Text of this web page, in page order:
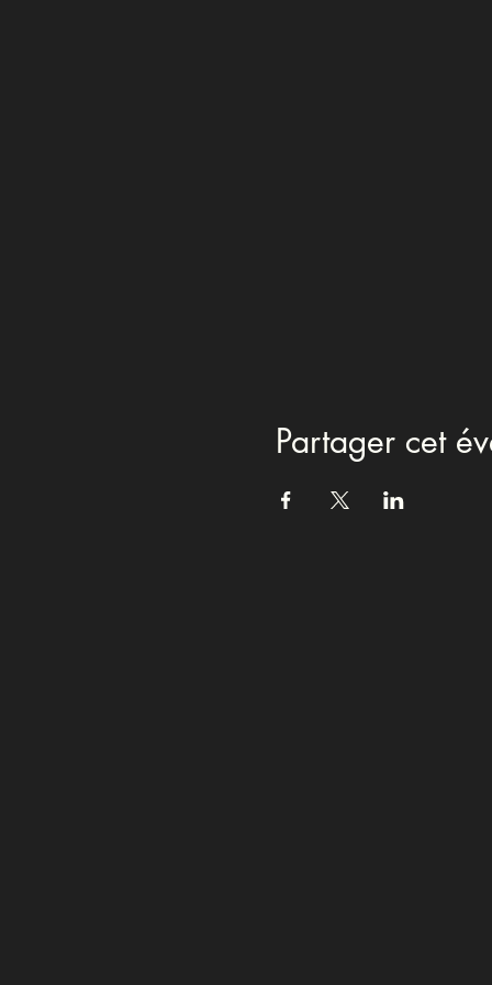
Partager cet